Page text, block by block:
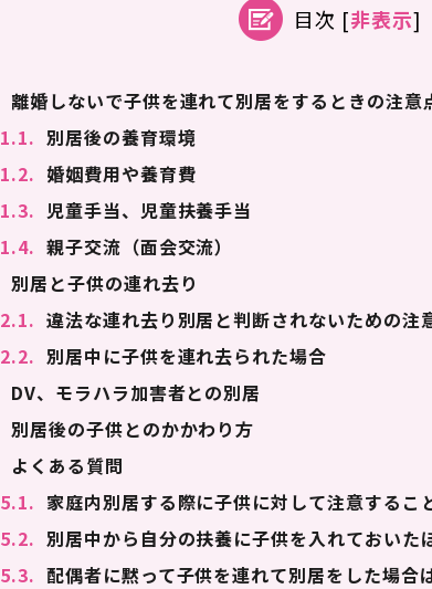
目次 [非表示]
離婚しないで子供を連れて別居をするときの注意
1.1. 別居後の養育環境
1.2. 婚姻費用や養育費
1.3. 児童手当、児童扶養手当
1.4. 親子交流（面会交流）
別居と子供の連れ去り
2.1. 違法な連れ去り別居と判断されないための注
2.2. 別居中に子供を連れ去られた場合
DV、モラハラ加害者との別居
別居後の子供とのかかわり方
よくある質問
5.1. 家庭内別居する際に子供に対して注意するこ
5.2. 別居中から自分の扶養に子供を入れておいた
5.3. 配偶者に黙って子供を連れて別居をした場合